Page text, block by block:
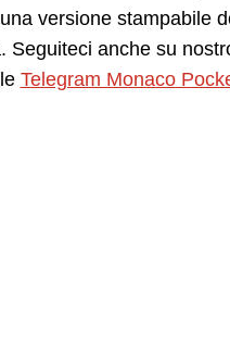
versione stampabile
Seguiteci anche su
Telegram Monaco